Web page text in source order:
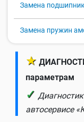
Замена
Замена пружин
★
параметрам
✓
автосервисе